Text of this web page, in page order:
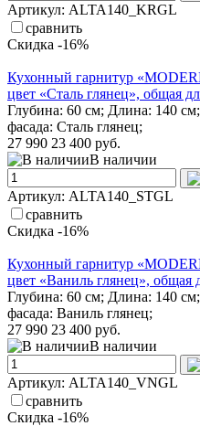
Артикул: ALTA140_KRGL
сравнить
Скидка -16%
Кухонный гарнитур
цвет «Сталь глянец», общая
Глубина: 60 см; Длина: 140
фасада: Сталь глянец;
27 990 23 400 руб.
В наличии
Артикул: ALTA140_STGL
сравнить
Скидка -16%
Кухонный гарнитур
цвет «Ваниль глянец», общая
Глубина: 60 см; Длина: 140
фасада: Ваниль глянец;
27 990 23 400 руб.
В наличии
Артикул: ALTA140_VNGL
сравнить
Скидка -16%